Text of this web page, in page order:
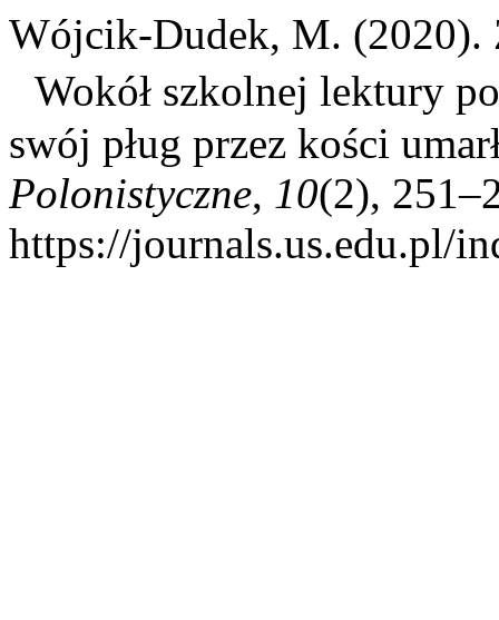
Wójcik-Dudek, M. (2020).
Wokół szkolnej lektury
swój pług przez kości
Polonistyczne, 10(2),
https://journals.us.edu.pl/